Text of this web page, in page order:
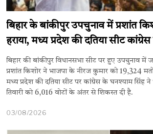
बिहार के बांकीपुर उपचुनाव में प्रशांत
हराया, मध्य प्रदेश की दतिया सीट
बिहार की बांकीपुर विधानसभा सीट पर हुए उपचुनाव में
प्रशांत किशोर ने भाजपा के नीरज कुमार को 19,324 मतों
मध्य प्रदेश की दतिया सीट पर कांग्रेस के घनश्याम सिंह
तिवारी को 6,016 वोटों के अंतर से शिकस्त दी है.
03/08/2026